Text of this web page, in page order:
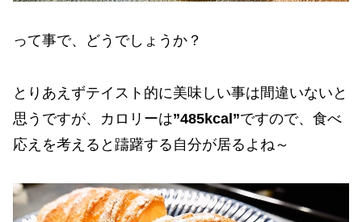
って事で、どうでしょうか？
とりあえずテイスト的に美味しい事は間違いないと
思うですが、カロリーは”485kcal”ですので、食べ
応えを考えると躊躇する自分が居るよね～